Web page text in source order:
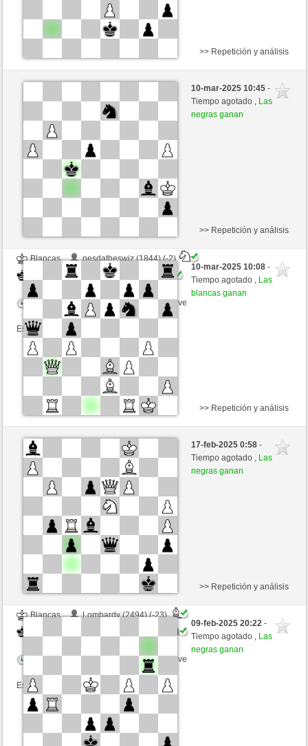
Blancas
NikolausH (2331) (-17)
Tiempo: 2 minutes/side + 0 seconds/move
Esta partida es por puntos
>> Repetición y análisis
10-mar-2025 10:45-
Tiempo agotado , Las
negras ganan
Blancas
nesdatheswiz (1844) (-2)
Kenshiro (2352) (+2)
Tiempo: 2 minutes/side + 0 seconds/move
Esta partida es por puntos
>> Repetición y análisis
10-mar-2025 10:08-
Tiempo agotado , Las
blancas ganan
Negras
WHollweg (2532) (-23)
Blancas
Kenshiro (2358) (+23)
Tiempo: 2 minutes/side + 0 seconds/move
Esta partida es por puntos
>> Repetición y análisis
17-feb-2025 0:58-
Tiempo agotado , Las
negras ganan
Blancas
Lombardy (2494) (-23)
Tiempo: 2 minutes/side + 0 seconds/move
Esta partida es por puntos
>> Repetición y análisis
09-feb-2025 20:22-
Tiempo agotado , Las
negras ganan